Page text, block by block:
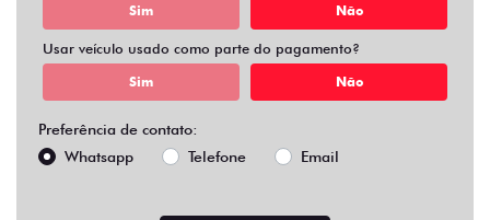
Sim Não
Usar veículo usado como parte do pagamento?
Sim Não
Preferência de contato:
Whatsapp
Telefone Email